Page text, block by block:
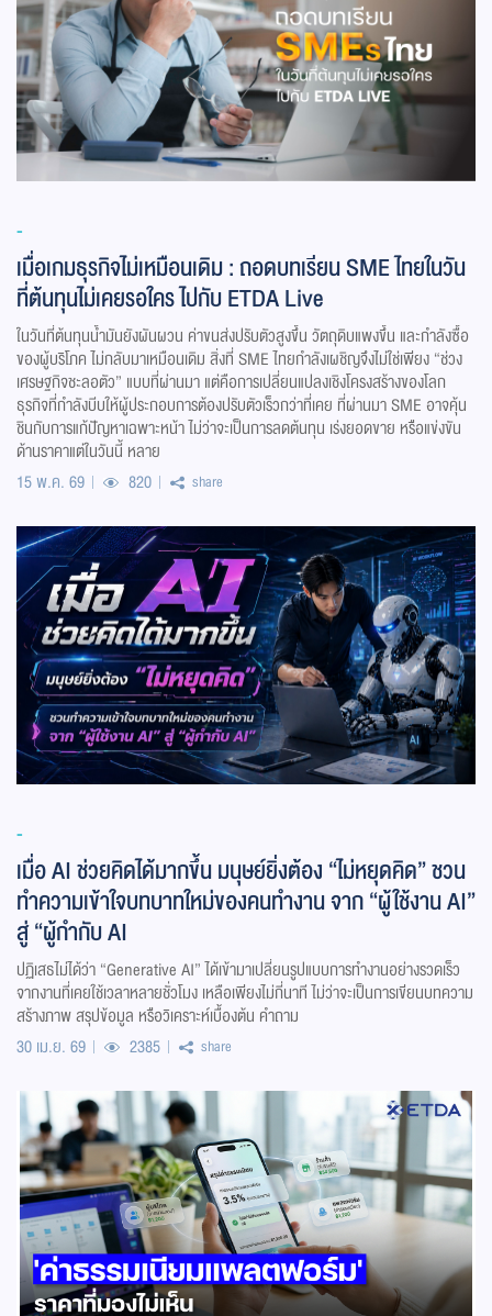
-
เมื่อเกมธุรกิจไม่เหมือนเดิม : ถอดบทเรียน SME ไทยในวัน
ที่ต้นทุนไม่เคยรอใคร ไปกับ ETDA Live
ในวันที่ต้นทุนน้ำมันยังผันผวน ค่าขนส่งปรับตัวสูงขึ้น วัตถุดิบแพงขึ้น และกำลังซื้อ
ของผู้บริโภค ไม่กลับมาเหมือนเดิม สิ่งที่ SME ไทยกำลังเผชิญจึงไม่ใช่เพียง “ช่วง
เศรษฐกิจชะลอตัว” แบบที่ผ่านมา แต่คือการเปลี่ยนแปลงเชิงโครงสร้างของโลก
ธุรกิจที่กำลังบีบให้ผู้ประกอบการต้องปรับตัวเร็วกว่าที่เคย ที่ผ่านมา SME อาจคุ้น
ชินกับการแก้ปัญหาเฉพาะหน้า ไม่ว่าจะเป็นการลดต้นทุน เร่งยอดขาย หรือแข่งขัน
ด้านราคาแต่ในวันนี้ หลาย
15 พ.ค. 69
820 share
-
เมื่อ AI ช่วยคิดได้มากขึ้น มนุษย์ยิ่งต้อง “ไม่หยุดคิด” ชวน
ทำความเข้าใจบทบาทใหม่ของคนทำงาน จาก “ผู้ใช้งาน AI”
สู่ “ผู้กำกับ AI
ปฏิเสธไม่ได้ว่า “Generative AI” ได้เข้ามาเปลี่ยนรูปแบบการทำงานอย่างรวดเร็ว
จากงานที่เคยใช้เวลาหลายชั่วโมง เหลือเพียงไม่กี่นาที ไม่ว่าจะเป็นการเขียนบทความ
สร้างภาพ สรุปข้อมูล หรือวิเคราะห์เบื้องต้น คำถาม
30 เม.ย. 69
2385 share